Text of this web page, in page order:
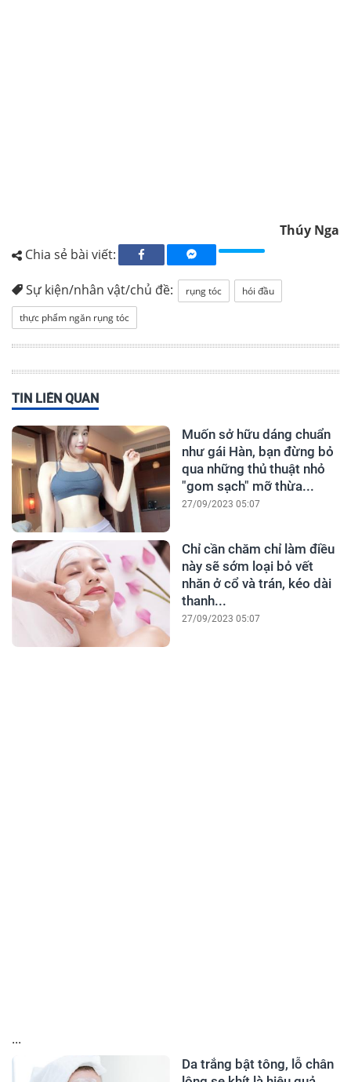
Thúy Nga
Chia sẻ bài viết:
Sự kiện/nhân vật/chủ đề: rụng tóc
hói đầu
thực phẩm ngăn rụng tóc
TIN LIÊN QUAN
Muốn sở hữu dáng chuẩn
như gái Hàn, bạn đừng bỏ
qua những thủ thuật nhỏ
"gom sạch" mỡ thừa...
27/09/2023 05:07
Chỉ cần chăm chỉ làm điều
này sẽ sớm loại bỏ vết
nhăn ở cổ và trán, kéo dài
thanh...
27/09/2023 05:07
...
Da trắng bật tông, lỗ chân